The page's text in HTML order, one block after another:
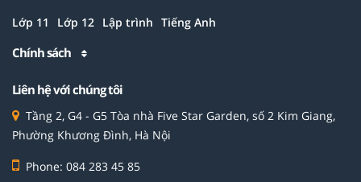
Lớp 11 Lớp 12 Lập trình Tiếng Anh
Chính sách
Liên hệ với chúng tôi
Tầng 2, G4 - G5 Tòa nhà Five Star Garden, số 2 Kim Giang,
Phường Khương Đình, Hà Nội
Phone: 084 283 45 85